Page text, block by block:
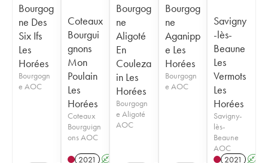
Bourgog
ne Des
Six Ifs
Les
Horées
Bourgogn
e AOC
Coteaux
Bourgui
gnons
Mon
Poulain
Les
Horées
Coteaux
Bourguign
ons AOC
2021 A
Bourgog
ne
Aligoté
En
Couleza
in Les
Horées
Bourgogn
e Aligoté
AOC
Bourgog
ne
Aganipp
e Les
Horées
Bourgogn
e AOC
Savigny
-lès-
Beaune
Les
Vermots
Les
Horées
Savigny-
lès-
Beaune
AOC
2021
A